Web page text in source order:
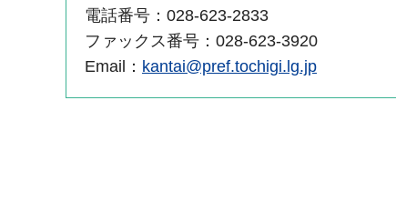
電話番号：028-623-2833
ファックス番号：028-623-3920
Email： kantai@pref.tochigi.lg.jp